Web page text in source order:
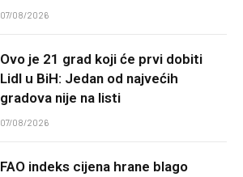
07/08/2026
Ovo je 21 grad koji će prvi dobiti
Lidl u BiH: Jedan od najvećih
gradova nije na listi
07/08/2026
FAO indeks cijena hrane blago